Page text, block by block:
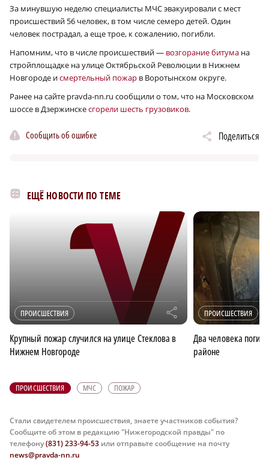
За минувшую неделю специалисты МЧС эвакуировали с мест
происшествий 56 человек, в том числе семеро детей. Один
человек пострадал, а еще трое, к сожалению, погибли.
Напомним, что в числе происшествий — возгорание битума на
стройплощадке на улице Октябрьской Революции в Нижнем
Новгороде исмертельный пожар в Воротынском округе.
Ранее на сайте pravda-nn.ru сообщили о том, что на Московском
шоссе в Дзержинскесгорели шесть грузовиков.
Сообщить об ошибке Поделиться
ЕЩЁ НОВОСТИ ПО ТЕМЕ
ПРОИСШЕСТВИЯ r
Крупный пожар случился на улице Стеклова в
Нижнем Новгороде
ПРОИСШЕСТВИЯ
Два человека
районе
ПРОИСШЕСТВИЯ МЧС ПОЖАР
Стали свидетелем происшествия, знаете участников события?
Сообщите об этом в редакцию "Нижегородской правды" по
телефону(831) 233-94-53 или отправьте сообщение на почту
news@pravda-nn.ru